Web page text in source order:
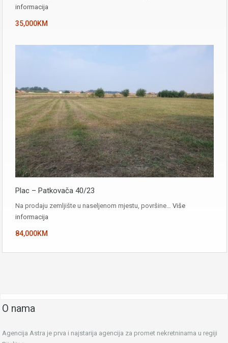
informacija
35,000KM
Plac – Patkovača 40/23
Na prodaju zemljište u naseljenom mjestu, površine… Više
informacija
84,000KM
O nama
Agencija Astra je prva i najstarija agencija za promet nekretninama u regiji